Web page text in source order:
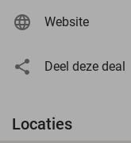
Website
Deel deze deal
Locaties